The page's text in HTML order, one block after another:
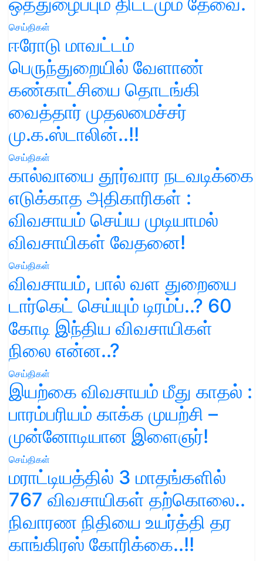
செய்திகள்
ஈரோடு மாவட்டம்
பெருந்துறையில் வேளாண்
கண்காட்சியை தொடங்கி
வைத்தார் முதலமைச்சர்
மு.க.ஸ்டாலின்..!!
செய்திகள்
கால்வாயை தூர்வார நடவடிக்கை
எடுக்காத அதிகாரிகள் :
விவசாயம் செய்ய முடியாமல்
விவசாயிகள் வேதனை!
செய்திகள்
விவசாயம், பால் வள துறையை
டார்கெட் செய்யும் டிரம்ப்..? 60
கோடி இந்திய விவசாயிகள்
நிலை என்ன..?
செய்திகள்
இயற்கை விவசாயம் மீது காதல் :
பாரம்பரியம் காக்க முயற்சி –
முன்னோடியான இளைஞர்!
செய்திகள்
மராட்டியத்தில் 3 மாதங்களில்
767 விவசாயிகள் தற்கொலை..
நிவாரண நிதியை உயர்த்தி தர
காங்கிரஸ் கோரிக்கை..!!